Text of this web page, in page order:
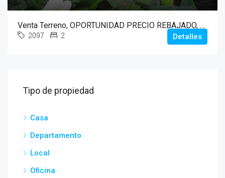
Venta Terreno, OPORTUNIDAD PRECIO REBAJADO, 16.11 Hectáreas, Peñaflor
2097 2 Detalles
Tipo de propiedad
Casa
Departamento
Local
Oficina